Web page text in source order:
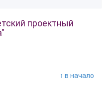
проектный
↑ в начало